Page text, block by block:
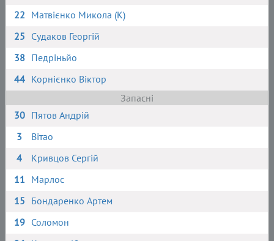
22 Матвієнко Микола (К)
25 Судаков Георгій
38 Педріньйо
44 Корнієнко Віктор
Запасні
30 Пятов Андрій
3
Вітао
4
Кривцов Сергій
11 Марлос
15 Бондаренко Артем
19 Соломон